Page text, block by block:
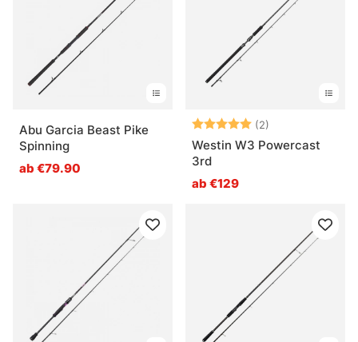
Abu Garcia Beast Pike
Spinning
ab €79.90
Bewertung:(2)
Westin W3 Powercast
3rd
ab €129